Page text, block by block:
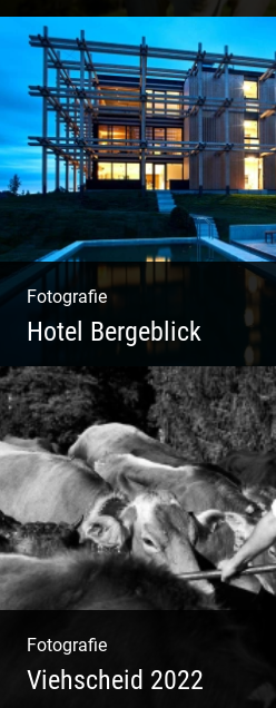
Kuhportraits
Fotografie
Hotel Bergeblick
Wunderbare
Design – eine Oase der
Entspannung.
Fotografie
Viehscheid 2022